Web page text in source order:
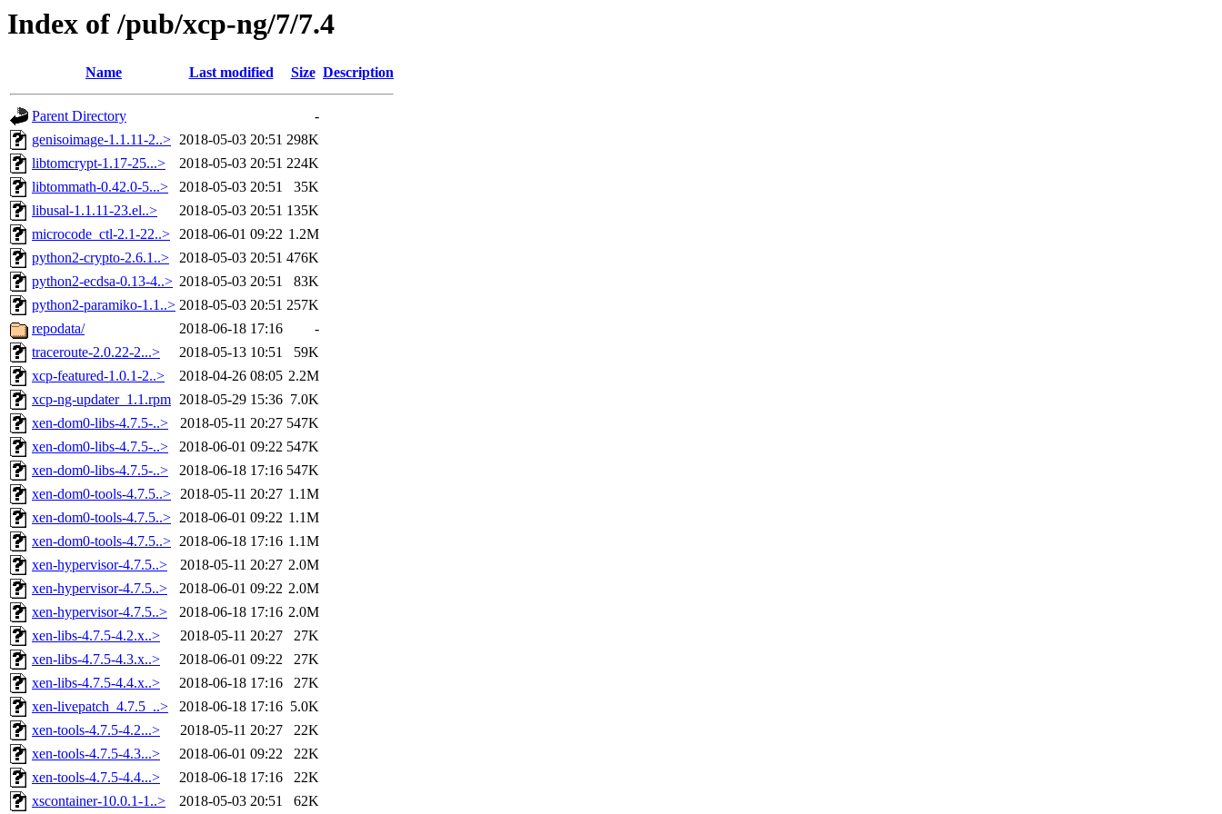
Index of /pub/xcp-ng/7/7.4
Name Last modified Size Description
Parent Directory
-
genisoimage-1.1.11-2..> 2018-05-03 20:51 298K
libtomcrypt-1.17-25...>
2018-05-03 20:51 224K
libtommath-0.42.0-5...>
2018-05-03 20:51
35K
libusal-1.1.11-23.el..>
2018-05-03 20:51 135K
microcode_ctl-2.1-22..> 2018-06-01 09:22 1.2M
python2-crypto-2.6.1..>
2018-05-03 20:51 476K
python2-ecdsa-0.13-4..> 2018-05-03 20:51
83K
python2-paramiko-1.1..> 2018-05-03 20:51 257K
repodata/
2018-06-18 17:16
-
traceroute-2.0.22-2...>
2018-05-13 10:51
59K
xcp-featured-1.0.1-2..>
2018-04-26 08:05 2.2M
xcp-ng-updater_1.1.rpm 2018-05-29 15:36 7.0K
xen-dom0-libs-4.7.5-..>
2018-05-11 20:27 547K
xen-dom0-libs-4.7.5-..>
2018-06-01 09:22 547K
xen-dom0-libs-4.7.5-..>
2018-06-18 17:16 547K
xen-dom0-tools-4.7.5..> 2018-05-11 20:27 1.1M
xen-dom0-tools-4.7.5..> 2018-06-01 09:22 1.1M
xen-dom0-tools-4.7.5..> 2018-06-18 17:16 1.1M
xen-hypervisor-4.7.5..>
2018-05-11 20:27 2.0M
xen-hypervisor-4.7.5..>
2018-06-01 09:22 2.0M
xen-hypervisor-4.7.5..>
2018-06-18 17:16 2.0M
xen-libs-4.7.5-4.2.x..>
2018-05-11 20:27
27K
xen-libs-4.7.5-4.3.x..>
2018-06-01 09:22
27K
xen-libs-4.7.5-4.4.x..>
2018-06-18 17:16
27K
xen-livepatch_4.7.5_..>
2018-06-18 17:16 5.0K
xen-tools-4.7.5-4.2...>
2018-05-11 20:27
22K
xen-tools-4.7.5-4.3...>
2018-06-01 09:22
22K
xen-tools-4.7.5-4.4...>
2018-06-18 17:16
22K
xscontainer-10.0.1-1..>
2018-05-03 20:51 62K